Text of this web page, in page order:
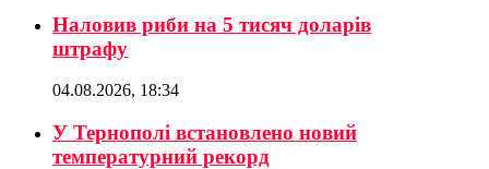
Наловив риби на 5 тисяч доларів
штрафу
04.08.2026, 18:34
У Тернополі встановлено новий
температурний рекорд